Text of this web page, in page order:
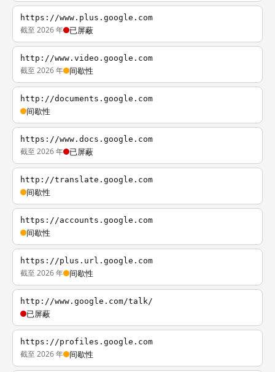
https://www.plus.google.com
截至 2026 年 已屏蔽
http://www.video.google.com
截至 2026 年 间歇性
http://documents.google.com
间歇性
https://www.docs.google.com
截至 2026 年 已屏蔽
http://translate.google.com
间歇性
https://accounts.google.com
间歇性
https://plus.url.google.com
截至 2026 年 间歇性
http://www.google.com/talk/
已屏蔽
https://profiles.google.com
截至 2026 年 间歇性